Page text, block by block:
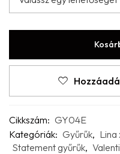
Cikkszám: GY04E
Kategóriák: Gyűrűk, Lina
Statement gyűrűk,